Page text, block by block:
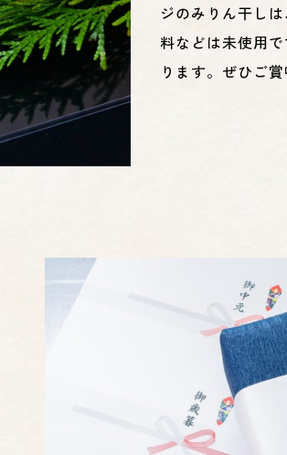
ジのみりん干し
料などは未使用
ります。ぜひご賞